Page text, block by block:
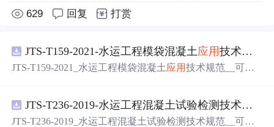
629 回复 打赏
JTS-T159-2021-水运工程模袋混凝土应用技术规范-可搜索.pdf
JTS-T159-2021_水运工程模袋混凝土应用技术规范__可搜
JTS-T236-2019-水运工程混凝土试验检测技术规范-可搜索.pdf
JTS-T236-2019_水运工程混凝土试验检测技术规范__可搜